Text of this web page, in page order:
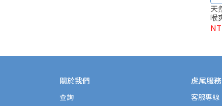
天
喉
關於我們
查詢
虎尾服
客服專